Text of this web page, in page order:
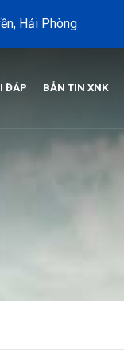
Hải Phòng
ĐÁP BẢN TIN XNK